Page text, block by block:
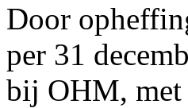
Door
per 31
bij OHM, met